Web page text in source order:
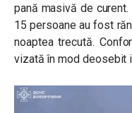
pană masivă de
15 persoane au fost
noaptea trecută.
vizată în mod deosebit